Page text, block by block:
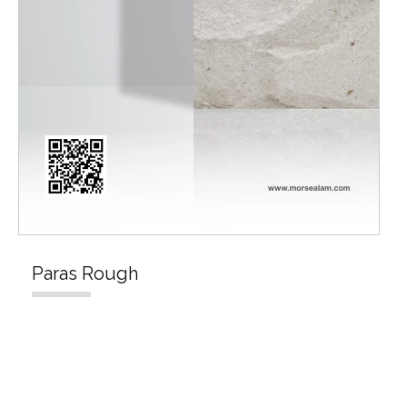
Paras Rough